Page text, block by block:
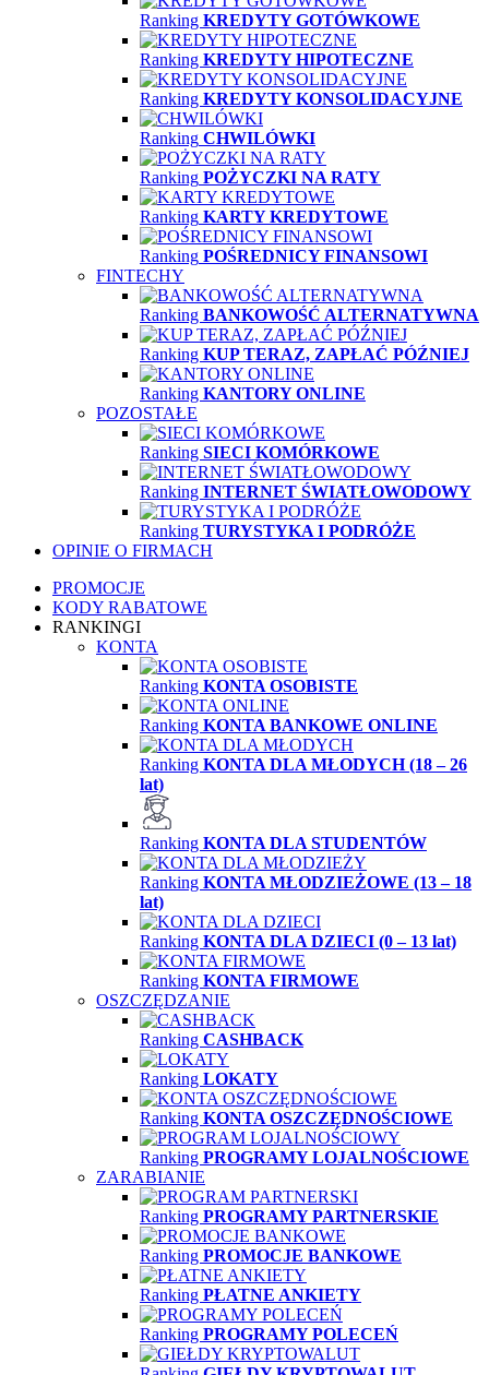
Ranking KREDYTY GOTÓWKOWE
Ranking KREDYTY HIPOTECZNE
Ranking KREDYTY KONSOLIDACYJNE
Ranking CHWILÓWKI
Ranking POŻYCZKI NA RATY
Ranking KARTY KREDYTOWE
Ranking POŚREDNICY FINANSOWI
FINTECHY
Ranking BANKOWOŚĆ ALTERNATYWNA
Ranking KUP TERAZ, ZAPŁAĆ PÓŹNIEJ
Ranking KANTORY ONLINE
POZOSTAŁE
Ranking SIECI KOMÓRKOWE
Ranking INTERNET ŚWIATŁOWODOWY
Ranking TURYSTYKA I PODRÓŻE
OPINIE O FIRMACH
PROMOCJE
KODY RABATOWE
RANKINGI
KONTA
Ranking KONTA OSOBISTE
Ranking KONTA BANKOWE ONLINE
Ranking KONTA DLA MŁODYCH (18 – 26
lat)
Ranking KONTA DLA STUDENTÓW
Ranking KONTA MŁODZIEŻOWE (13 – 18
lat)
Ranking KONTA DLA DZIECI (0 – 13 lat)
Ranking KONTA FIRMOWE
OSZCZĘDZANIE
Ranking CASHBACK
Ranking LOKATY
Ranking KONTA OSZCZĘDNOŚCIOWE
Ranking PROGRAMY LOJALNOŚCIOWE
ZARABIANIE
Ranking PROGRAMY PARTNERSKIE
Ranking PROMOCJE BANKOWE
Ranking PŁATNE ANKIETY
Ranking PROGRAMY POLECEŃ